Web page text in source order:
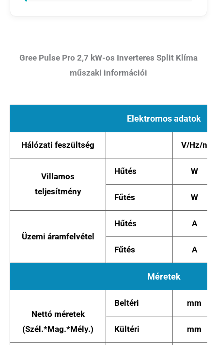
Gree Pulse Pro 2,7 kW-os Inverteres Split Klíma
műszaki információi
Elektromos adatok
Hálózati feszültség V/Hz/n
Villamos
teljesítmény
Hűtés W
Fűtés W
Üzemi áramfelvétel
Hűtés A
Fűtés A
Méretek
Nettó méretek
(Szél.*Mag.*Mély.)
Beltéri mm
Kültéri mm